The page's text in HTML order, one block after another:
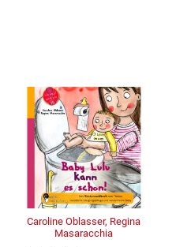
Caroline Oblasser, Regina
Masaracchia